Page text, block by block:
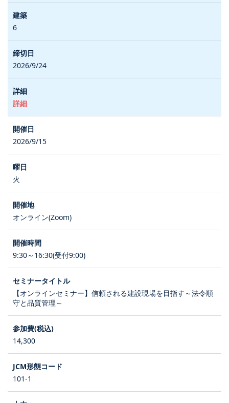
6
2026/9/24
詳細
2026/9/15
火
オンライン(Zoom)
9:30～16:30(受付9:00)
【オンラインセミナー】信頼される建設現場を目指す～法令順
守と品質管理～
14,300
101-1